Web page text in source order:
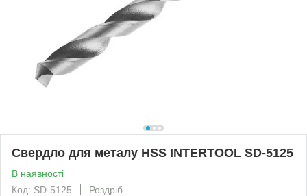
Свердло для металу HSS INTERTOOL SD-5125
В наявності
Код: SD-5125
Роздріб